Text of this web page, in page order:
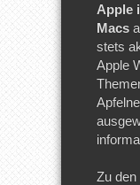
Apple
Macs
stets
Apple
Zu den